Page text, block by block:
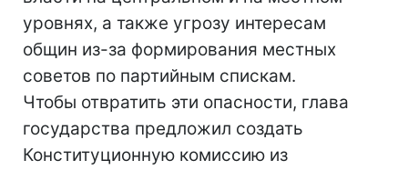
уровнях, а также угрозу интересам
общин из-за формирования местных
советов по партийным спискам.
Чтобы отвратить эти опасности, глава
государства предложил создать
Конституционную комиссию из